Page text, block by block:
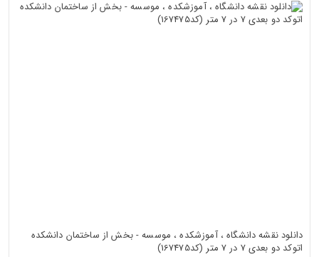
دانلود نقشه دانشگاه ، آموزشکده ، موسسه - بخش از ساختمان دانشکده
اتوکد دو بعدی 7 در 7 متر (کد167475)